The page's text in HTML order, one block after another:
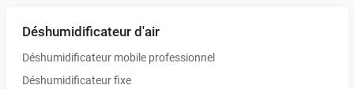
Déshumidificateur d'air
Déshumidificateur mobile professionnel
Déshumidificateur fixe